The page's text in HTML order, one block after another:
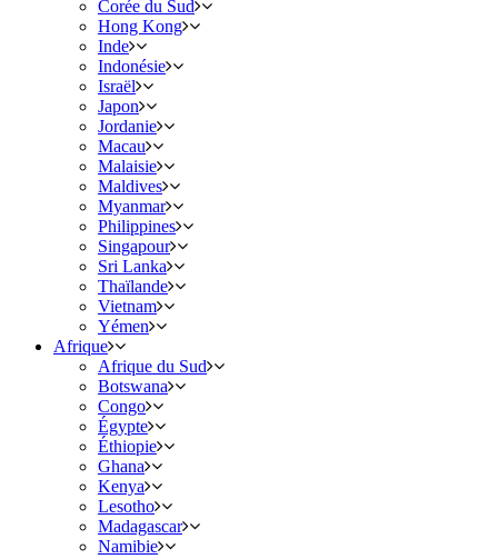
Corée du Sud
Hong Kong
Inde
Indonésie
Israël
Japon
Jordanie
Macau
Malaisie
Maldives
Myanmar
Philippines
Singapour
Sri Lanka
Thaïlande
Vietnam
Yémen
Afrique
Afrique du Sud
Botswana
Congo
Égypte
Éthiopie
Ghana
Kenya
Lesotho
Madagascar
Namibie